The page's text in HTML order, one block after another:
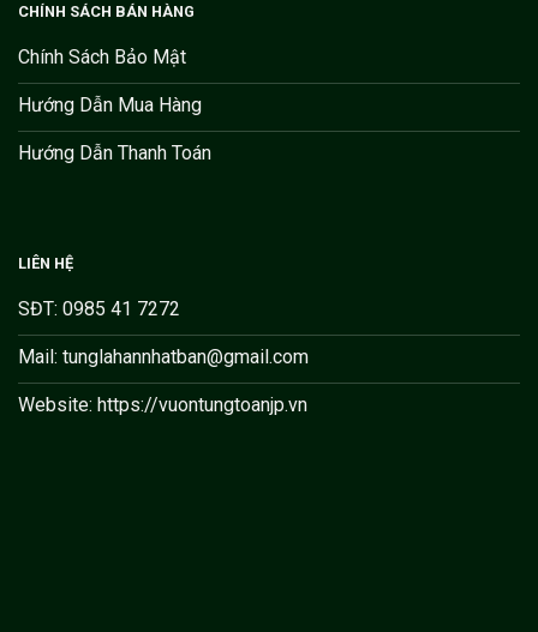
CHÍNH SÁCH BÁN HÀNG
Chính Sách Bảo Mật
Hướng Dẫn Mua Hàng
Hướng Dẫn Thanh Toán
LIÊN HỆ
SĐT: 0985 41 7272
Mail: tunglahannhatban@gmail.com
Website: https://vuontungtoanjp.vn